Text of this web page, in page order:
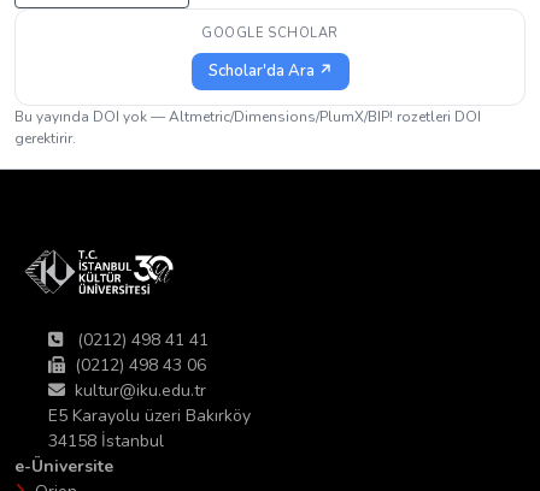
GOOGLE SCHOLAR
Scholar'da Ara ↗
Bu yayında DOI yok — Altmetric/Dimensions/PlumX/BIP! rozetleri DOI
gerektirir.
(0212) 498 41 41
(0212) 498 43 06
kultur@iku.edu.tr
E5 Karayolu üzeri Bakırköy
34158 İstanbul
e-Üniversite